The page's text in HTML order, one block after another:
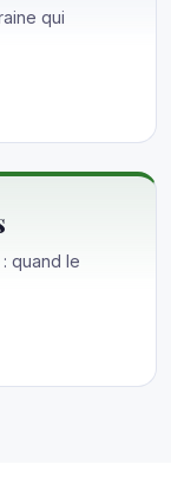
qui
quand le